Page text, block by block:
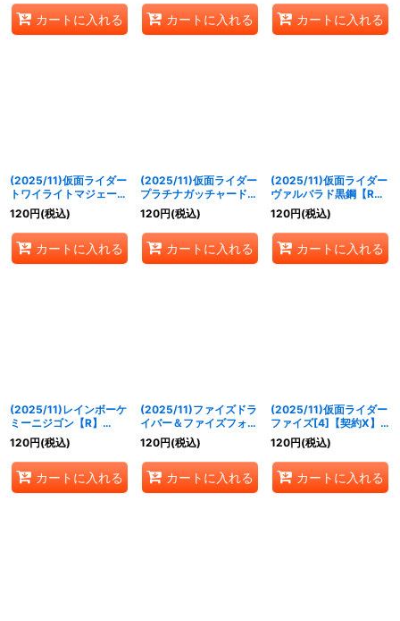
カートに入れる カートに入れる カートに入れる
(2025/11)仮面ライダー
トワイライトマジェード
【R】{CB34-049}
《青》
120円(税込)
カートに入れる
(2025/11)仮面ライダー
プラチナガッチャード
【M】{CB34-050}
《青》
120円(税込)
カートに入れる
(2025/11)仮面ライダー
ヴァルバラド黒鋼【R】
{CB34-052}《青》
120円(税込)
カートに入れる
(2025/11)レインボーケ
ミーニジゴン【R】
{CB34-057}《多》
120円(税込)
カートに入れる
(2025/11)ファイズドラ
イバー＆ファイズフォン
【R】{CB34-061}
《多》
120円(税込)
カートに入れる
(2025/11)仮面ライダー
ファイズ[4]【契約X】
{CB34-CX01}《多》
120円(税込)
カートに入れる